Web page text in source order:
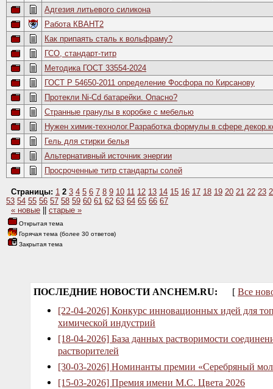
Адгезия литьевого силикона
Работа КВАНТ2
Как припаять сталь к вольфраму?
ГСО, стандарт-титр
Методика ГОСТ 33554-2024
ГОСТ Р 54650-2011 определение Фосфора по Кирсанову
Протекли Ni-Cd батарейки. Опасно?
Странные гранулы в коробке с мебелью
Нужен химик-технолог.Разработка формулы в сфере
Гель для стирки белья
Альтернативный источник энергии
Просроченные титр стандарты солей
Страницы: 1 2 3 4 5 6 7 8 9 10 11 12 13 14 15 16 17 18 19 20 21 22 23
53 54 55 56 57 58 59 60 61 62 63 64 65 66 67
« новые
старые »
Открытая тема
Горячая тема (более 30 ответов)
Закрытая тема
ПОСЛЕДНИЕ НОВОСТИ ANCHEM.RU: [ Все
[22-04-2026] Конкурс инновационных идей для
химической индустрий
[18-04-2026] База данных растворимости
растворителей
[30-03-2026] Номинанты премии «Серебряный
[15-03-2026] Премия имени М.С. Цвета 2026